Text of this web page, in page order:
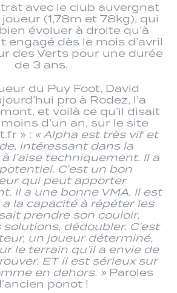
avec le club auvergnat
joueur (1,78m et 78kg), qui
évoluer à droite qu’à
engagé dès le mois d’avril
des Verts pour une durée
de 3 ans.
du Puy Foot, David
pro à Rodez, l’a
et voilà ce qu’il disait
d’un an, sur le site
» : « Alpha est très vif et
intéressant dans la
l’aise techniquement. Il a
C’est un bon
qui peut apporter
Il a une bonne VMA. Il est
la capacité à répéter les
prendre son couloir,
dédoubler. C’est
un joueur déterminé,
le terrain qu’il a envie de
ET il est sérieux sur
en dehors. »Paroles
ponot !